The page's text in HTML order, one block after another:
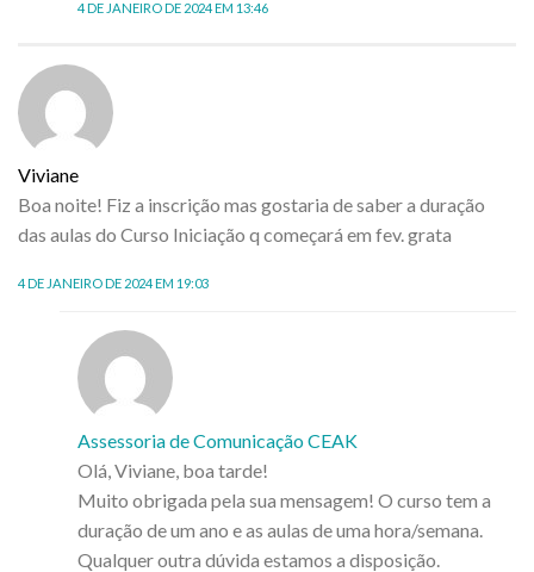
4 DE JANEIRO DE 2024 EM 13:46
Viviane
Boa noite! Fiz a inscrição mas gostaria de saber a duração
das aulas do Curso Iniciação q começará em fev. grata
4 DE JANEIRO DE 2024 EM 19:03
Assessoria de Comunicação CEAK
Olá, Viviane, boa tarde!
Muito obrigada pela sua mensagem! O curso tem a
duração de um ano e as aulas de uma hora/semana.
Qualquer outra dúvida estamos a disposição.